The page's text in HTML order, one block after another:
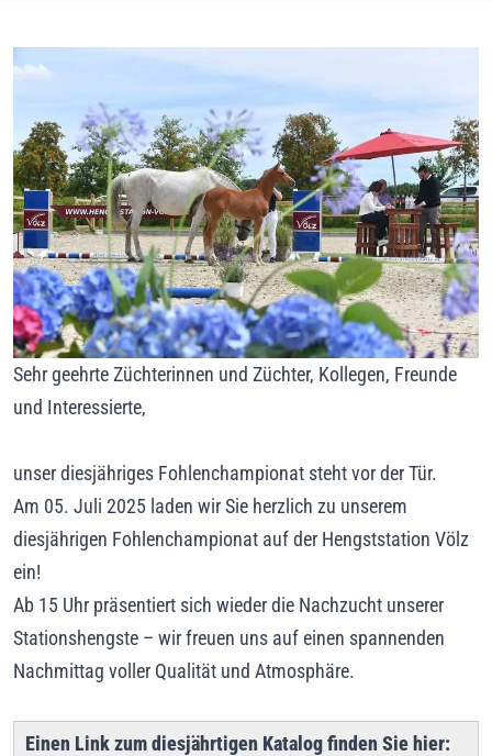
Sehr geehrte Züchterinnen und Züchter, Kollegen, Freunde
und Interessierte,
unser diesjähriges Fohlenchampionat steht vor der Tür.
Am 05. Juli 2025 laden wir Sie herzlich zu unserem
diesjährigen Fohlenchampionat auf der Hengststation Völz
ein!
Ab 15 Uhr präsentiert sich wieder die Nachzucht unserer
Stationshengste – wir freuen uns auf einen spannenden
Nachmittag voller Qualität und Atmosphäre.
Einen Link zum diesjährtigen Katalog finden Sie hier: